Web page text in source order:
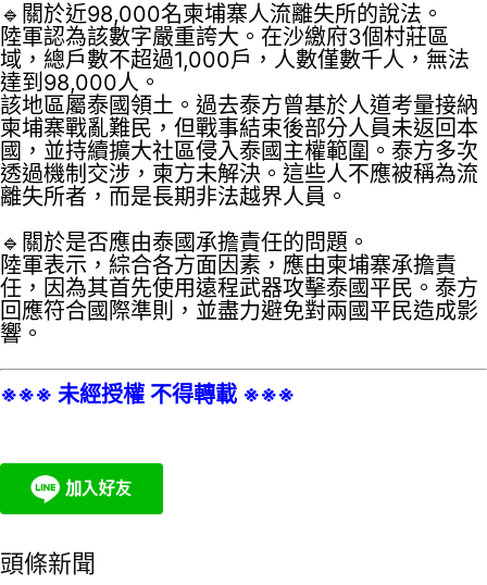
🔹關於近98,000名柬埔寨人流離失所的說法。
陸軍認為該數字嚴重誇大。在沙繳府3個村莊區
域，總戶數不超過1,000戶，人數僅數千人，無法
達到98,000人。
該地區屬泰國領土。過去泰方曾基於人道考量接納
柬埔寨戰亂難民，但戰事結束後部分人員未返回本
國，並持續擴大社區侵入泰國主權範圍。泰方多次
透過機制交涉，柬方未解決。這些人不應被稱為流
離失所者，而是長期非法越界人員。
🔹關於是否應由泰國承擔責任的問題。
陸軍表示，綜合各方面因素，應由柬埔寨承擔責
任，因為其首先使用遠程武器攻擊泰國平民。泰方
回應符合國際準則，並盡力避免對兩國平民造成影
響。
※※※ 未經授權 不得轉載 ※※※
頭條新聞